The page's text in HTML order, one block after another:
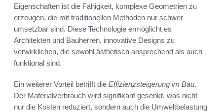
Eigenschaften ist die Fähigkeit, komplexe Geometrien zu
erzeugen, die mit traditionellen Methoden nur schwer
umsetzbar sind. Diese Technologie ermöglicht es
Architekten und Bauherren, innovative Designs zu
verwirklichen, die sowohl ästhetisch ansprechend als auch
funktional sind.
Ein weiterer Vorteil betrifft die Effizienzsteigerung im Bau.
Der Materialverbrauch wird signifikant gesenkt, was nicht
nur die Kosten reduziert, sondern auch die Umweltbelastung